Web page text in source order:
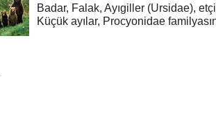
Badar, Falak, Ayıgiller (Ursidae),
Küçük ayılar, Procyonidae